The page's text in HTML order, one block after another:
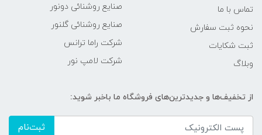
تماس با ما
نحوه ثبت سفارش
ثبت شکایات
وبلاگ
صنایع روشنائی دونور
صنایع روشنائی گلنور
شرکت راما ترانس
شرکت لامپ نور
از تخفیف‌ها و جدیدترین‌های فروشگاه ما باخبر شوید:
ثبت‌نام